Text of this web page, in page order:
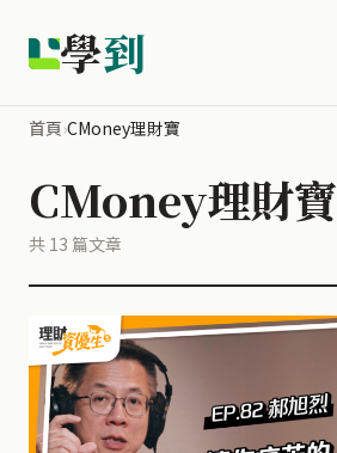
學到
首頁›CMoney理財寶
CMoney理財寶
共 13 篇文章